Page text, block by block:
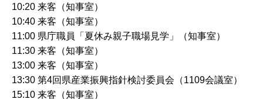
10:20 来客（知事室）
10:40 来客（知事室）
11:00 県庁職員「夏休み親子職場見学」（知事室）
11:30 来客（知事室）
13:00 来客（知事室）
13:30 第4回県産業振興指針検討委員会（1109会議室）
15:10 来客（知事室）